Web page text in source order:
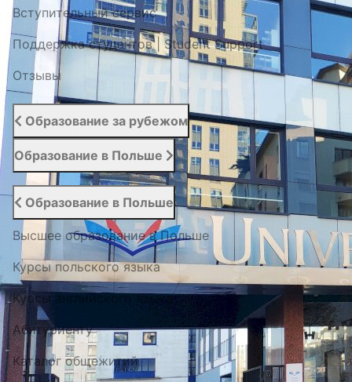
Вступительный сервис
Поддержка студентов | Student Support
Отзывы
Образование за рубежом
Образование в Польше
Образование в Польше
Высшее образование в Польше
Курсы польского языка
Курсы английского языка
Абитуриенту
Каталог общежитий